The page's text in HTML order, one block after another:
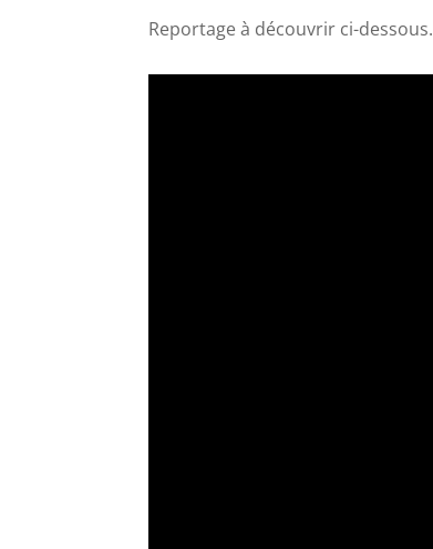
Reportage à découvrir ci-dessous.